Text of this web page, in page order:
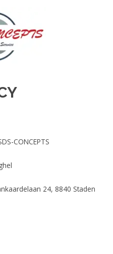
CONCEPTS
24, 8840 Staden